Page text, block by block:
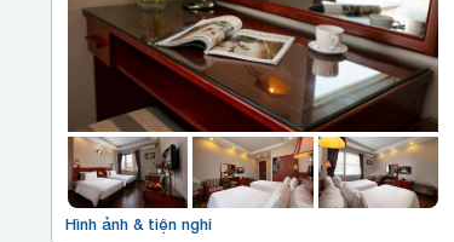
Hình ảnh & tiện nghi